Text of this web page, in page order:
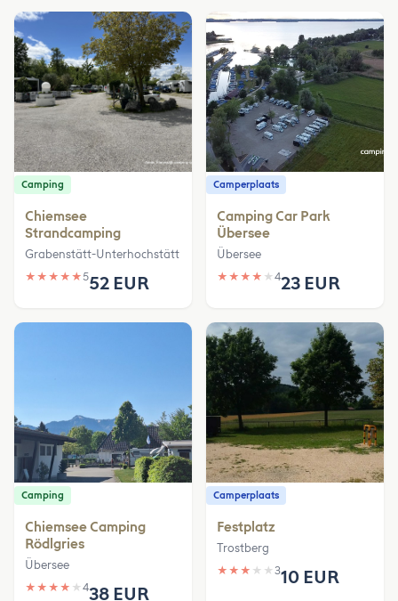
Camping
Chiemsee
Strandcamping
Grabenstätt-Unterhochstätt
★ ★ ★ ★ ★552 EUR
Camperplaats
Camping Car Park
Übersee
Übersee
★ ★ ★ ★ ★ 423 EUR
Camping
Chiemsee Camping
Rödlgries
Übersee
★ ★ ★ ★ ★ 438 EUR
Camperplaats
Festplatz
Trostberg
★ ★ ★ ★ ★ 310 EUR